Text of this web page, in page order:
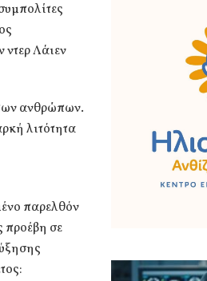
Λάιεν
των ανθρώπων.
λιτότητα
παρελθόν
προέβη σε